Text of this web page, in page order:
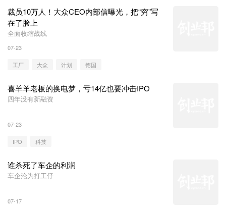
裁员10万人！大众CEO内部信曝光，把“穷”写
在了脸上
全面收缩战线
07-23
工厂 大众 计划 德国
喜羊羊老板的换电梦，亏14亿也要冲击IPO
四年没有新融资
07-23
IPO 科技
谁杀死了车企的利润
车企沦为打工仔
07-17